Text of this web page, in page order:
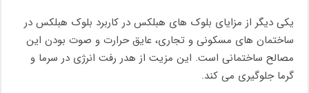
یکی دیگر از مزایای بلوک های هبلکس در کاربرد بلوک هبلکس در
ساختمان های مسکونی و تجاری، عایق حرارت و صوت بودن این
مصالح ساختمانی است. این مزیت از هدر رفت انرژی در سرما و
گرما جلوگیری می کند.